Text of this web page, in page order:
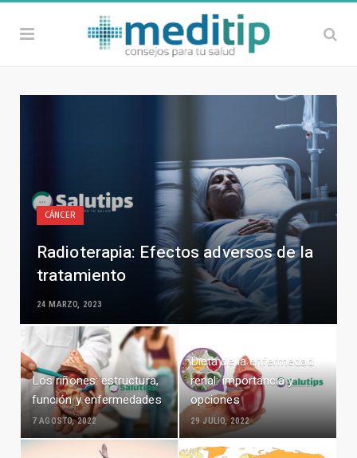
CÁNCER
Radioterapia: Efectos adversos de la
tratamiento
24 MARZO, 2023
Los riñones: estructura,
función y enfermedades
7 AGOSTO, 2022
Dieta de la enfermedad
renal: importancia y
opciones
29 JULIO, 2022